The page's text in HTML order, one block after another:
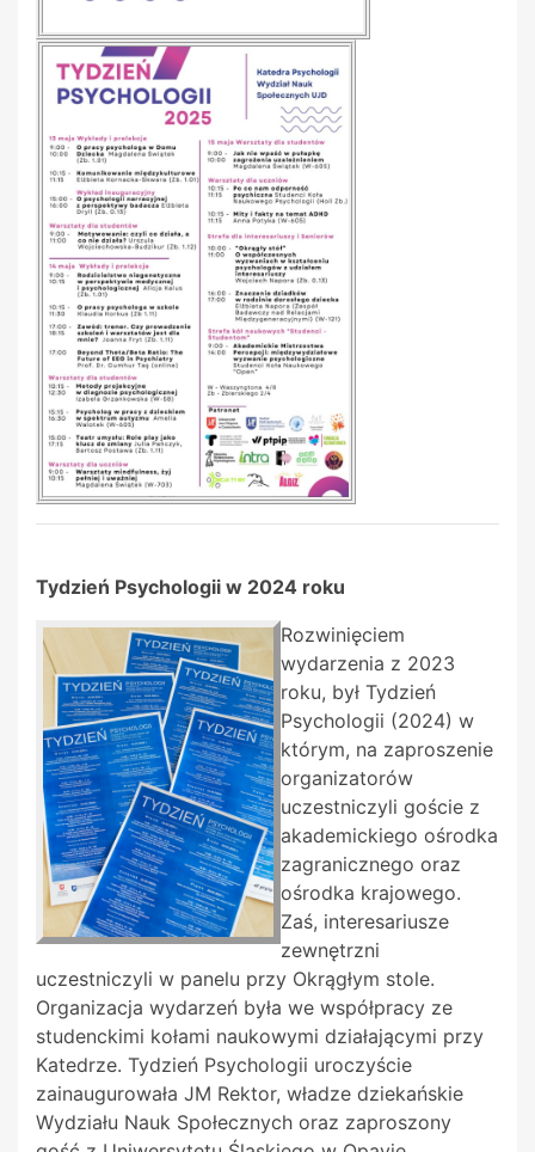
Tydzień Psychologii w 2024 roku
Rozwinięciem
wydarzenia z 2023
roku, był Tydzień
Psychologii (2024) w
którym, na zaproszenie
organizatorów
uczestniczyli goście z
akademickiego ośrodka
zagranicznego oraz
ośrodka krajowego.
Zaś, interesariusze
zewnętrzni
uczestniczyli w panelu przy Okrągłym stole.
Organizacja wydarzeń była we współpracy ze
studenckimi kołami naukowymi działającymi przy
Katedrze. Tydzień Psychologii uroczyście
zainaugurowała JM Rektor, władze dziekańskie
Wydziału Nauk Społecznych oraz zaproszony